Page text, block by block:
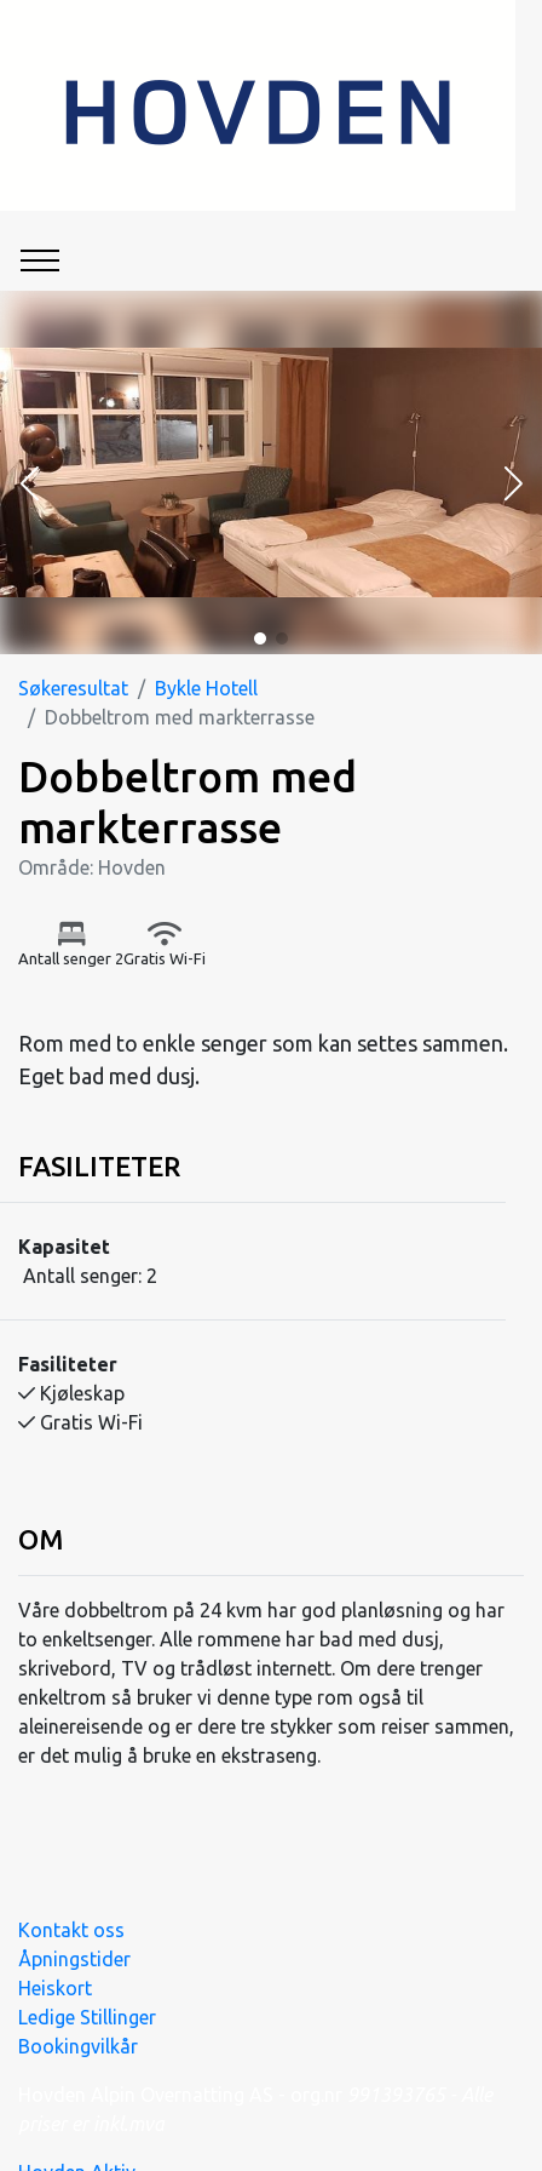
Søkeresultat
Bykle Hotell
Dobbeltrom med markterrasse
Dobbeltrom med
markterrasse
Område: Hovden
Antall senger 2Gratis Wi-Fi
Rom med to enkle senger som kan settes sammen.
Eget bad med dusj.
FASILITETER
Kapasitet
Antall senger: 2
Fasiliteter
Kjøleskap
Gratis Wi-Fi
OM
Våre dobbeltrom på 24 kvm har god planløsning og har
to enkeltsenger. Alle rommene har bad med dusj,
skrivebord, TV og trådløst internett. Om dere trenger
enkeltrom så bruker vi denne type rom også til
aleinereisende og er dere tre stykker som reiser sammen,
er det mulig å bruke en ekstraseng.
Kontakt oss
Åpningstider
Heiskort
Ledige Stillinger
Bookingvilkår